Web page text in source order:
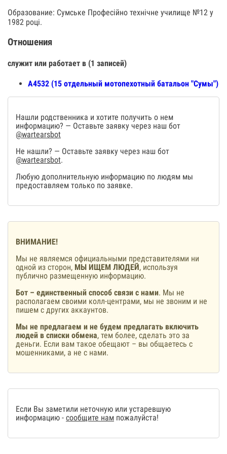
Образование: Сумське Професійно технічне училище №12 у
1982 році.
Отношения
служит или работает в (1 записей)
А4532 (15 отдельный мотопехотный батальон "Сумы")
Нашли родственника и хотите получить о нем
информацию? — Оставьте заявку через наш бот
@wartearsbot
Не нашли? — Оставьте заявку через наш бот
@wartearsbot.
Любую дополнительную информацию по людям мы
предоставляем только по заявке.
ВНИМАНИЕ!
Мы не являемся официальными представителями ни
одной из сторон, МЫ ИЩЕМ ЛЮДЕЙ, используя
публично размещенную информацию.
Бот – единственный способ связи с нами. Мы не
располагаем своими колл-центрами, мы не звоним и не
пишем с других аккаунтов.
Мы не предлагаем и не будем предлагать включить
людей в списки обмена, тем более, сделать это за
деньги. Если вам такое обещают – вы общаетесь с
мошенниками, а не с нами.
Если Вы заметили неточную или устаревшую
информацию - сообщите нам пожалуйста!